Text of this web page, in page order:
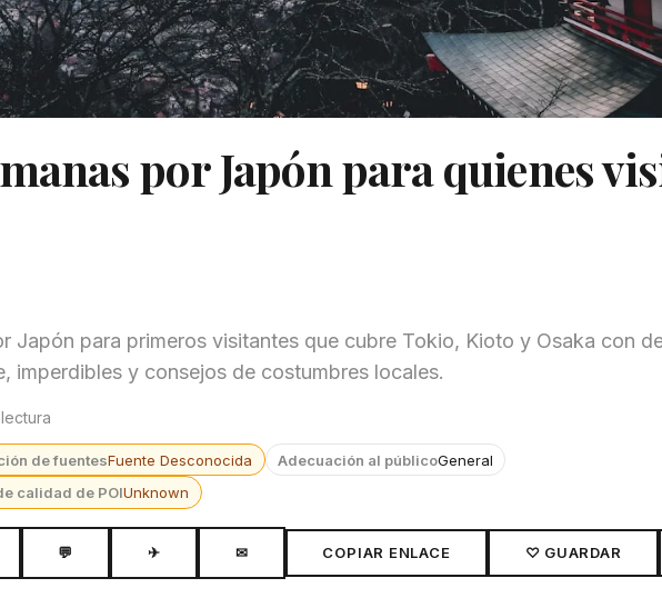
por Japón para quienes
Japón para primeros visitantes que cubre Tokio, Kioto y Osaka con
imperdibles y consejos de costumbres locales.
de fuentesFuente Desconocida Adecuación al públicoGeneral
calidad de POIUnknown
💬 ✈ ✉ COPIAR ENLACE ♡ GUARDAR